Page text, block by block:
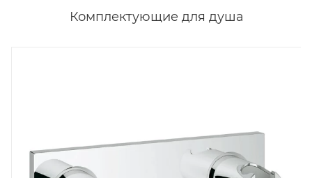
Комплектующие для душа